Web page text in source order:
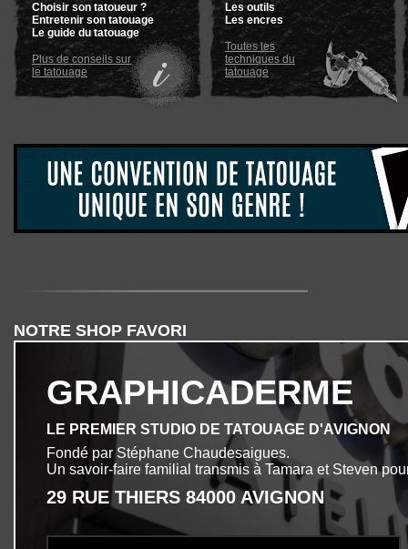
Choisir son tatoueur ?
Entretenir son tatouage
Le guide du tatouage
Plus de conseils sur
le tatouage
Les outils
Les encres
Toutes les
techniques du
tatouage
NOTRE SHOP FAVORI
GRAPHICADERME
LE PREMIER STUDIO DE TATOUAGE D'AVIGNON
Fondé par Stéphane Chaudesaigues.
Un savoir-faire familial transmis à Tamara et Steven
29 RUE THIERS 84000 AVIGNON